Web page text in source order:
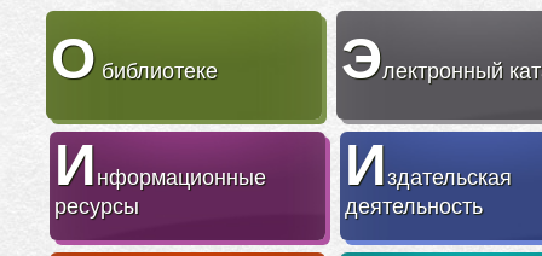
О библиотеке Электронный
Информационные
ресурсы
Издательская
деятельность